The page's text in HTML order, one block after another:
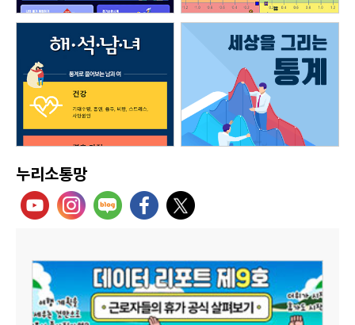
누리소통망